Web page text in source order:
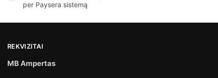
per Paysera sistemą
REKVIZITAI
MB Ampertas